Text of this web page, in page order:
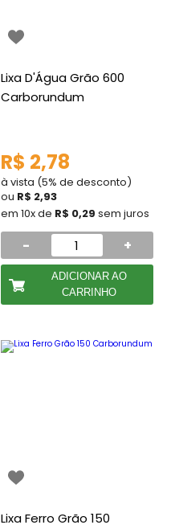
Lixa D'Água Grão 600
Carborundum
R$ 2,78
à vista (5% de desconto)
ou R$ 2,93
em 10x de R$ 0,29 sem juros
- +
ADICIONAR AO
CARRINHO
Lixa Ferro Grão 150